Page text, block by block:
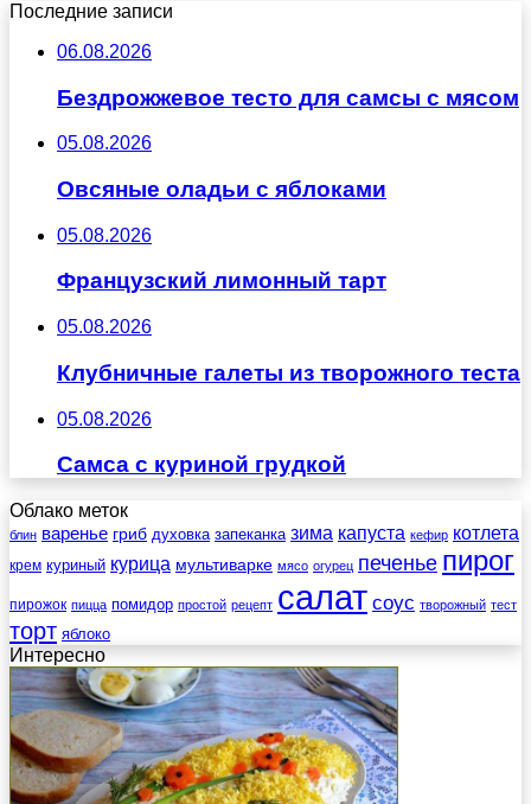
Последние записи
06.08.2026
Бездрожжевое тесто для самсы с мясом
05.08.2026
Овсяные оладьи с яблоками
05.08.2026
Французский лимонный тарт
05.08.2026
Клубничные галеты из творожного теста
05.08.2026
Самса с куриной грудкой
Облако меток
блин варенье гриб духовка запеканка зима капуста кефир котлета
крем куриный курица мультиварке мясо огурец печенье пирог
пирожок пицца помидор простой рецепт салат соус творожный тест
торт яблоко
Интересно